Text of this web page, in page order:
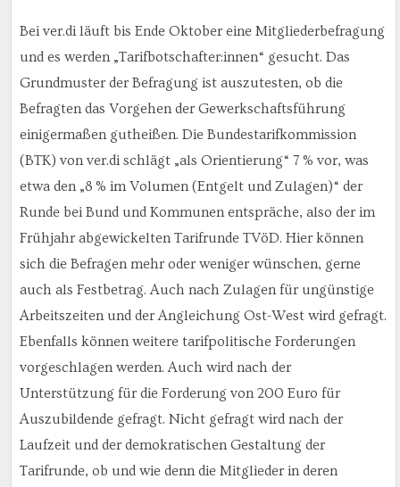
Bei ver.di läuft bis Ende Oktober eine Mitgliederbefragung
und es werden „Tarifbotschafter:innen“ gesucht. Das
Grundmuster der Befragung ist auszutesten, ob die
Befragten das Vorgehen der Gewerkschaftsführung
einigermaßen gutheißen. Die Bundestarifkommission
(BTK) von ver.di schlägt „als Orientierung“ 7 % vor, was
etwa den „8 % im Volumen (Entgelt und Zulagen)“ der
Runde bei Bund und Kommunen entspräche, also der im
Frühjahr abgewickelten Tarifrunde TVöD. Hier können
sich die Befragen mehr oder weniger wünschen, gerne
auch als Festbetrag. Auch nach Zulagen für ungünstige
Arbeitszeiten und der Angleichung Ost-West wird gefragt.
Ebenfalls können weitere tarifpolitische Forderungen
vorgeschlagen werden. Auch wird nach der
Unterstützung für die Forderung von 200 Euro für
Auszubildende gefragt. Nicht gefragt wird nach der
Laufzeit und der demokratischen Gestaltung der
Tarifrunde, ob und wie denn die Mitglieder in deren